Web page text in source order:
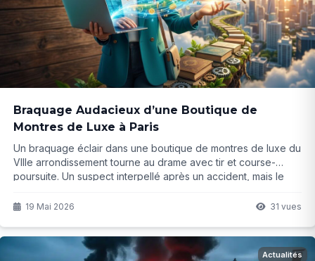
Braquage Audacieux d’une Boutique de
Montres de Luxe à Paris
Un braquage éclair dans une boutique de montres de luxe du
VIIIe arrondissement tourne au drame avec tir et course-
poursuite. Un suspect interpellé après un accident, mais le
vraiment passé cet après-midi-là ?
19 Mai 2026 31 vues
Actualités